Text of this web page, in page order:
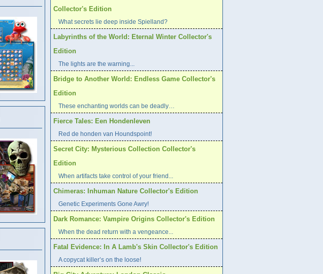
Collector's Edition
What secrets lie deep inside Spielland?
Labyrinths of the World: Eternal Winter Collector's
Edition
The lights are the warning...
Bridge to Another World: Endless Game Collector's
Edition
These enchanting worlds can be deadly…
Fierce Tales: Een Hondenleven
Red de honden van Houndspoint!
Secret City: Mysterious Collection Collector's
Edition
When artifacts take control of your friend...
Chimeras: Inhuman Nature Collector's Edition
Genetic Experiments Gone Awry!
Dark Romance: Vampire Origins Collector's Edition
When the dead return with a vengeance...
Fatal Evidence: In A Lamb's Skin Collector's Edition
A copycat killer’s on the loose!